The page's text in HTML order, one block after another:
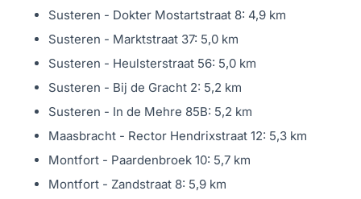
Susteren - Dokter Mostartstraat 8: 4,9 km
Susteren - Marktstraat 37: 5,0 km
Susteren - Heulsterstraat 56: 5,0 km
Susteren - Bij de Gracht 2: 5,2 km
Susteren - In de Mehre 85B: 5,2 km
Maasbracht - Rector Hendrixstraat 12: 5,3 km
Montfort - Paardenbroek 10: 5,7 km
Montfort - Zandstraat 8: 5,9 km